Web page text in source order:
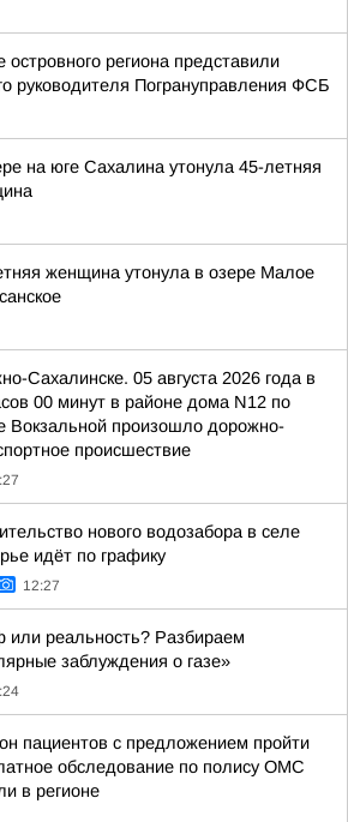
островного региона представили
руководителя Погрануправления ФСБ
на юге Сахалина утонула 45-летняя
женщина утонула в озере Малое
Сахалинске. 05 августа 2026 года в
00 минут в районе дома N12 по
Вокзальной произошло дорожно-
происшествие
нового водозабора в селе
идёт по графику
12:27
реальность? Разбираем
заблуждения о газе»
пациентов с предложением пройти
обследование по полису ОМС
в регионе